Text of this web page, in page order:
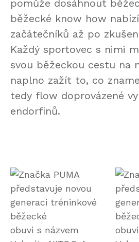
pomůže dosáhnout
běžecké know how
začátečníků až po
Každý sportovec s nimi
svou běžeckou cestu na
naplno zažít to, co
tedy flow doprovázené
endorfinů.